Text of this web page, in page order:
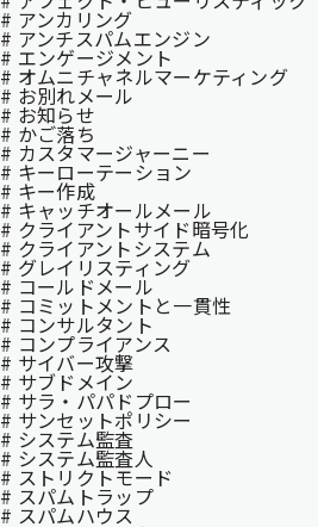
# アンカリング
# アンチスパムエンジン
# エンゲージメント
# オムニチャネルマーケティング
# お別れメール
# お知らせ
# かご落ち
# カスタマージャーニー
# キーローテーション
# キー作成
# キャッチオールメール
# クライアントサイド暗号化
# クライアントシステム
# グレイリスティング
# コールドメール
# コミットメントと一貫性
# コンサルタント
# コンプライアンス
# サイバー攻撃
# サブドメイン
# サラ・パパドプロー
# サンセットポリシー
# システム監査
# システム監査⼈
# ストリクトモード
# スパムトラップ
# スパムハウス